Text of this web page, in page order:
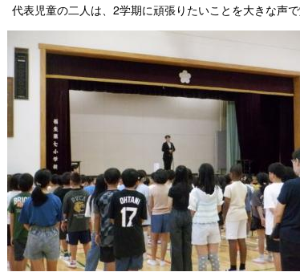
代表児童の二人は、2学期に頑張りたいことを大きな声で